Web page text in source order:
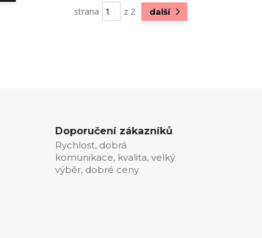
strana z 2 další
Doporučení zákazníků
Rychlost, dobrá
komunikace, kvalita, velký
výběr, dobré ceny